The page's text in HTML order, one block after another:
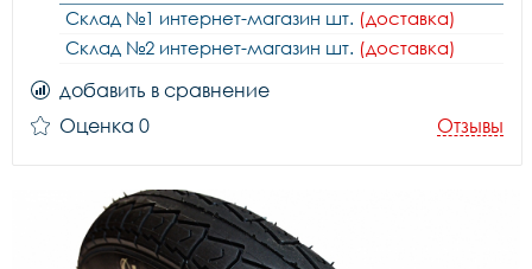
Склад №1 интернет-магазин шт. (доставка)
Склад №2 интернет-магазин шт. (доставка)
добавить в сравнение
Оценка 0
Отзывы